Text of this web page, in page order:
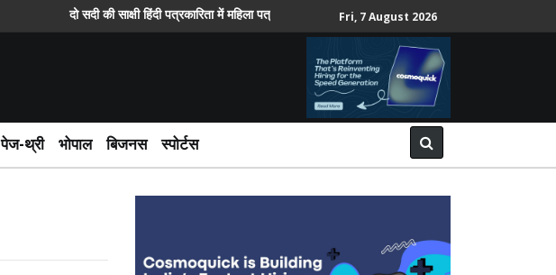
दो सदी की साक्षी हिंदी पत्रकारिता में महिला पत्रकारों की भूमिका पर विमर्श 8 को साईबर अपराध की सबसे
Fri, 7 August 2026
पेज-थ्री भोपाल बिजनस स्पोर्टस